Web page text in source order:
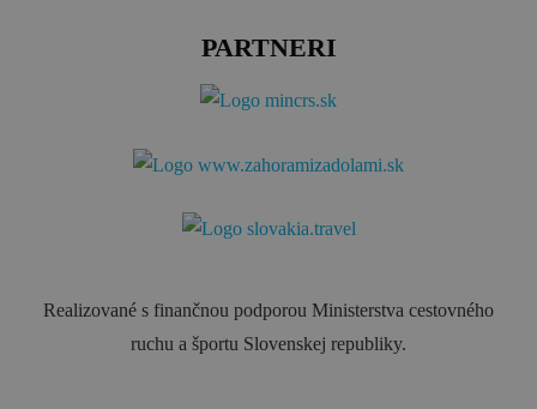
PARTNERI
Realizované s finančnou podporou Ministerstva cestovného
ruchu a športu Slovenskej republiky.